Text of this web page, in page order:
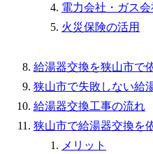
電力会社・ガス
火災保険の活用
給湯器交換を狭山市で
狭山市で失敗しない給
給湯器交換工事の流れ
狭山市で給湯器交換を
メリット